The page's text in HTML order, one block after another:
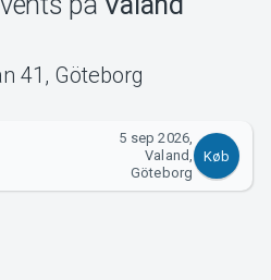
41 , Göteborg
5 sep 2026,
Valand,
Göteborg
Køb